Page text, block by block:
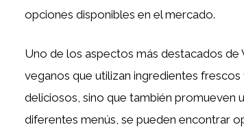
opciones disponibles en el mercado.
Uno de los aspectos más destacados de
veganos que utilizan ingredientes
deliciosos, sino que también promueven
diferentes menús, se pueden encontrar